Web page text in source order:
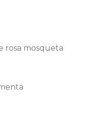
rosa mosqueta